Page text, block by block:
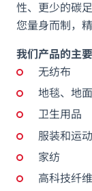
性、更少的碳
您量身而制，
我们产品的主
无纺布
地毯、地
卫生用品
服装和运
家纺
高科技纤维